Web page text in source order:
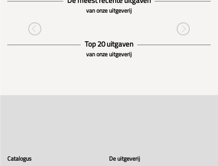
van onze uitgeverij
Top 20 uitgaven
van onze uitgeverij
Catalogus
De uitgeverij